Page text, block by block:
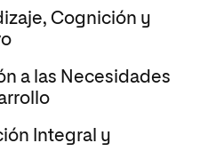
Cognición y
a las Necesidades
Integral y